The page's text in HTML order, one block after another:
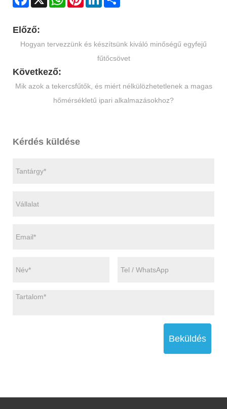
Előző:
​Hogyan tervezzünk és készítsünk kiváló minőségű egyfejű
fűtőcsövet
Következő:
Mik azok a tekercsfűtők, és miért nélkülözhetetlenek a magas
hőmérsékletű ipari alkalmazásokhoz?
Kérdés küldése
Beküldés